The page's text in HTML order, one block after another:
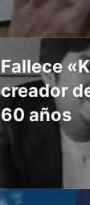
Fallece
creador
60 años